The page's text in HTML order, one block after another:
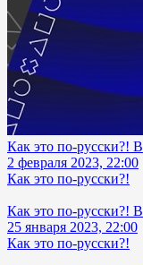
Как это по-русски?!
2 февраля 2023, 22:00
Как это по-русски?!
Как это по-русски?!
25 января 2023, 22:00
Как это по-русски?!